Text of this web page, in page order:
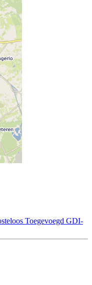
Toegevoegd GDI-